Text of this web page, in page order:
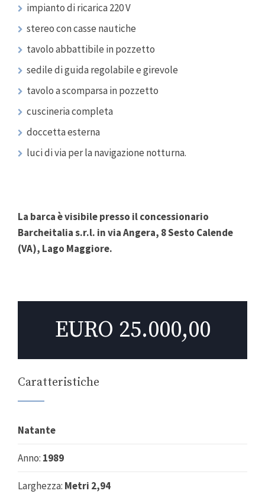
impianto di ricarica 220 V
stereo con casse nautiche
tavolo abbattibile in pozzetto
sedile di guida regolabile e girevole
tavolo a scomparsa in pozzetto
cuscineria completa
doccetta esterna
luci di via per la navigazione notturna.
La barca è visibile presso il concessionario
Barcheitalia s.r.l. in via Angera, 8 Sesto Calende
(VA), Lago Maggiore.
EURO 25.000,00
Caratteristiche
Natante
Anno: 1989
Larghezza: Metri 2,94